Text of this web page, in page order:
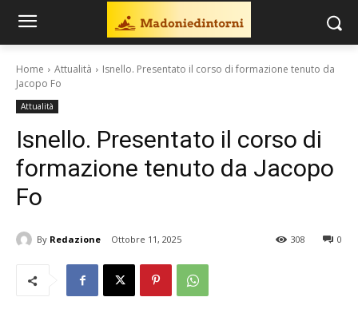
Home Attualità
Isnello. Presentato il corso di formazione tenuto da
Jacopo Fo
Attualità
Isnello. Presentato il corso di
formazione tenuto da Jacopo
Fo
By Redazione Ottobre 11, 2025 0
308